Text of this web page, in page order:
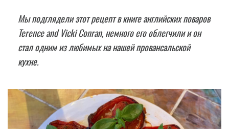
Мы подглядели этот рецепт в книге английских поваров
Terence and Vicki Conran, немного его облегчили и он
стал одним из любимых на нашей провансальской
кухне.